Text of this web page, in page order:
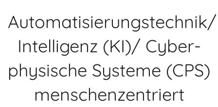
Inhalt
Intelligenz (KI)/ Cyber-
physische Systeme (CPS)
menschenzentriert